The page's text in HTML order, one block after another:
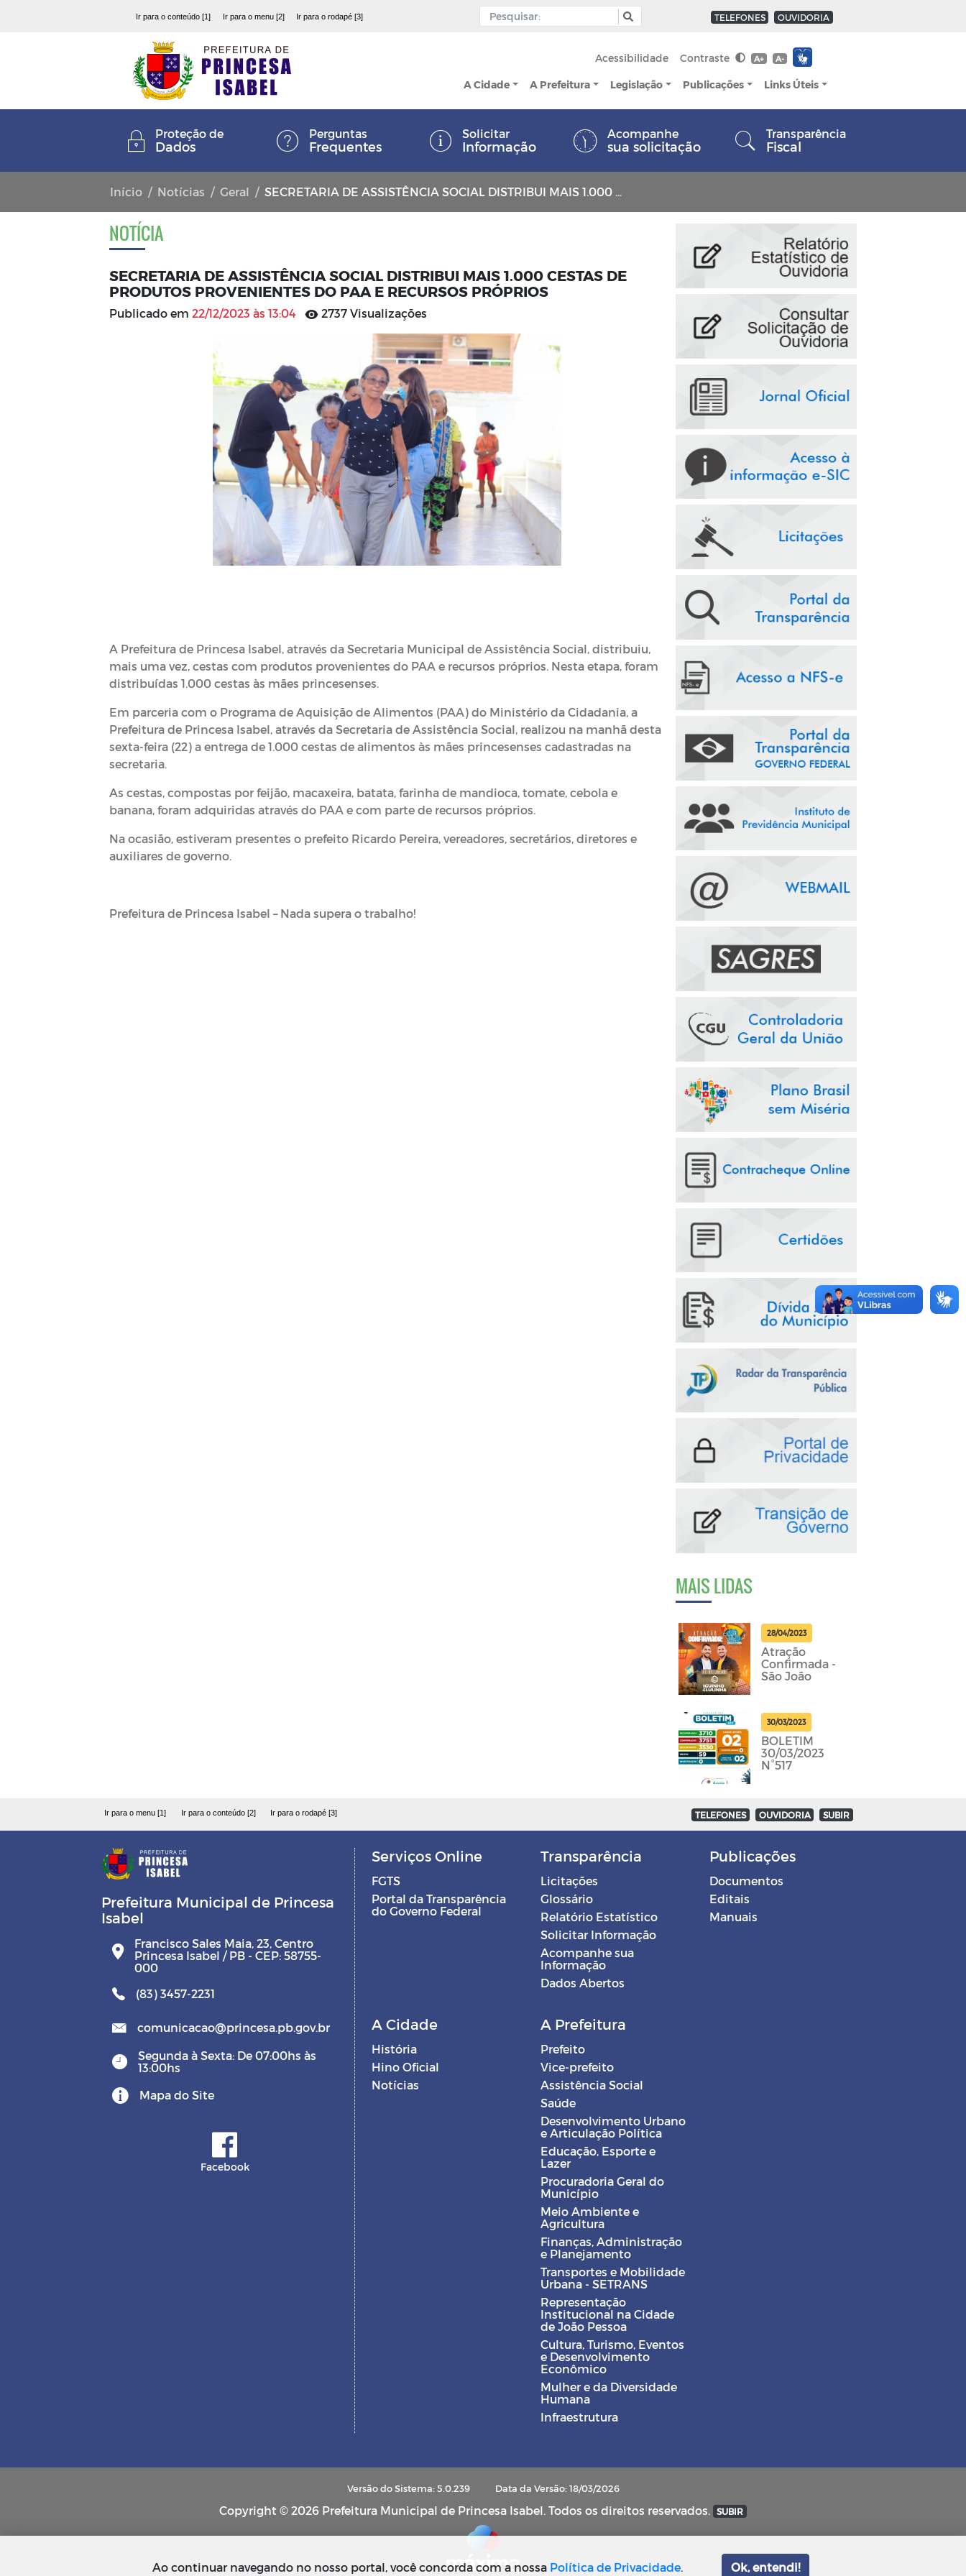
Ir para o conteúdo [1] Ir para o menu [2] Ir para o rodapé [3] TELEFONES OUVIDORIA
Acessibilidade Contraste A+ A-
A Cidade A Prefeitura Legislação Publicações Links Úteis
Proteção de
Dados
Perguntas
Frequentes
Solicitar
Informação
Acompanhe
sua solicitação
Transparência
Fiscal
Início Notícias Geral SECRETARIA DE ASSISTÊNCIA SOCIAL DISTRIBUI MAIS 1.000 CESTAS DE PRODUTOS PROVENIENTES DO PAA E RECURSOS PRÓPRIOS
NOTÍCIA
SECRETARIA DE ASSISTÊNCIA SOCIAL DISTRIBUI MAIS 1.000 CESTAS DE
PRODUTOS PROVENIENTES DO PAA E RECURSOS PRÓPRIOS
Publicado em 22/12/2023 às 13:04 2737 Visualizações
A Prefeitura de Princesa Isabel, através da Secretaria Municipal de Assistência Social, distribuiu,
mais uma vez, cestas com produtos provenientes do PAA e recursos próprios. Nesta etapa, foram
distribuídas 1.000 cestas às mães princesenses.
Em parceria com o Programa de Aquisição de Alimentos (PAA) do Ministério da Cidadania, a
Prefeitura de Princesa Isabel, através da Secretaria de Assistência Social, realizou na manhã desta
sexta-feira (22) a entrega de 1.000 cestas de alimentos às mães princesenses cadastradas na
secretaria.
As cestas, compostas por feijão, macaxeira, batata, farinha de mandioca, tomate, cebola e
banana, foram adquiridas através do PAA e com parte de recursos próprios.
Na ocasião, estiveram presentes o prefeito Ricardo Pereira, vereadores, secretários, diretores e
auxiliares de governo.
Prefeitura de Princesa Isabel – Nada supera o trabalho!
MAIS LIDAS
28/04/2023
Atração
Confirmada -
São João
30/03/2023
BOLETIM
30/03/2023
N°517
Ir para o menu [1] Ir para o conteúdo [2] Ir para o rodapé [3] TELEFONES OUVIDORIA SUBIR
Prefeitura Municipal de Princesa
Isabel
Francisco Sales Maia, 23, Centro
Princesa Isabel / PB - CEP: 58755-
000
(83) 3457-2231
comunicacao@princesa.pb.gov.br
Segunda à Sexta: De 07:00hs às
13:00hs
Mapa do Site
Facebook
Serviços Online
FGTS
Portal da Transparência
do Governo Federal
Transparência
Licitações
Glossário
Relatório Estatístico
Solicitar Informação
Acompanhe sua
Informação
Dados Abertos
Publicações
Documentos
Editais
Manuais
A Cidade
História
Hino Oficial
Notícias
A Prefeitura
Prefeito
Vice-prefeito
Assistência Social
Saúde
Desenvolvimento Urbano
e Articulação Política
Educação, Esporte e
Lazer
Procuradoria Geral do
Município
Meio Ambiente e
Agricultura
Finanças, Administração
e Planejamento
Transportes e Mobilidade
Urbana - SETRANS
Representação
Institucional na Cidade
de João Pessoa
Cultura, Turismo, Eventos
e Desenvolvimento
Econômico
Mulher e da Diversidade
Humana
Infraestrutura
Versão do Sistema: 5.0.239 Data da Versão: 18/03/2026
Copyright © 2026 Prefeitura Municipal de Princesa Isabel. Todos os direitos reservados. SUBIR
Ao continuar navegando no nosso portal, você concorda com a nossa Política de Privacidade. Ok, entendi!